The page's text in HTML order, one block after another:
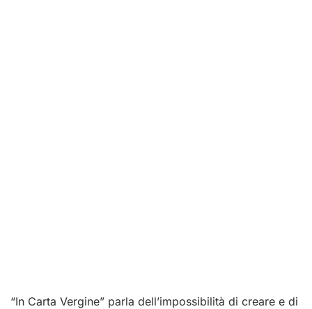
“In Carta Vergine” parla dell’impossibilità di creare e di